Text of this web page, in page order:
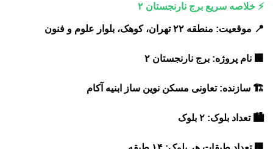
⚡ خلاصه سریع برج نارنجستان ۲
📍 موقعیت: منطقه ۲۲ تهران، کوهک، بلوار علوم و فنون
🏢 نام پروژه: برج نارنجستان ۲
🏗️ سازنده: تعاونی مسکن نوین ساز ابنیه آکام
🏙️تعداد بلوک: